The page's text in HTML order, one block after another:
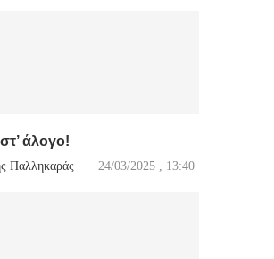
άλογο!
Παλληκαράς 24/03/2025 , 13:40